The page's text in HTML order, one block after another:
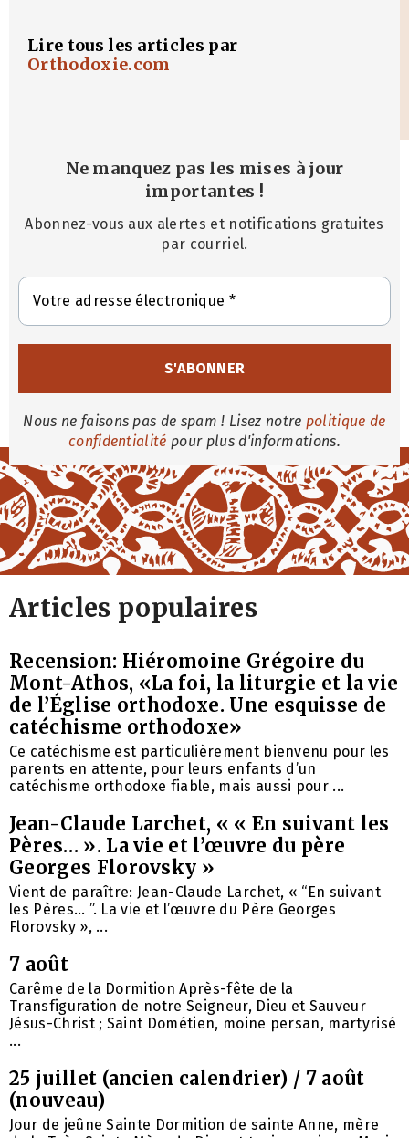
Lire tous les articles par
Orthodoxie.com
Ne manquez pas les mises à jour
importantes !
Abonnez-vous aux alertes et notifications gratuites
par courriel.
Nous ne faisons pas de spam ! Lisez notre politique de
confidentialité pour plus d'informations.
Articles populaires
Recension: Hiéromoine Grégoire du
Mont-Athos, «La foi, la liturgie et la vie
de l’Église orthodoxe. Une esquisse de
catéchisme orthodoxe»
Ce catéchisme est particulièrement bienvenu pour les
parents en attente, pour leurs enfants d’un
catéchisme orthodoxe fiable, mais aussi pour ...
Jean-Claude Larchet, « « En suivant les
Pères… ». La vie et l’œuvre du père
Georges Florovsky »
Vient de paraître: Jean-Claude Larchet, « “En suivant
les Pères… ”. La vie et l’œuvre du Père Georges
Florovsky », ...
7 août
Carême de la Dormition Après-fête de la
Transfiguration de notre Seigneur, Dieu et Sauveur
Jésus-Christ ; Saint Dométien, moine persan, martyrisé
...
25 juillet (ancien calendrier) / 7 août
(nouveau)
Jour de jeûne Sainte Dormition de sainte Anne, mère